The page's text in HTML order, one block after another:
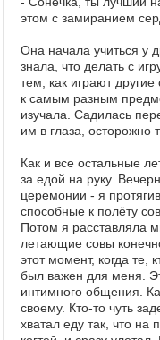
этом с замиранием
Она начала учиться у
знала, что делать с
тем, как играют
к самым разным
изучала. Садилась
им в глаза, осторожно
Как и все остальные
за едой на руку.
церемонии - я
способные к полёту
Потом я расставляла
летающие совы
этот момент, когда те,
был важен для меня.
интимного общения.
своему. Кто-то чуть
хватал еду так, что на